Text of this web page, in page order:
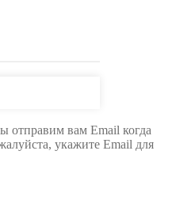
отправим вам Email когда
укажите Email для